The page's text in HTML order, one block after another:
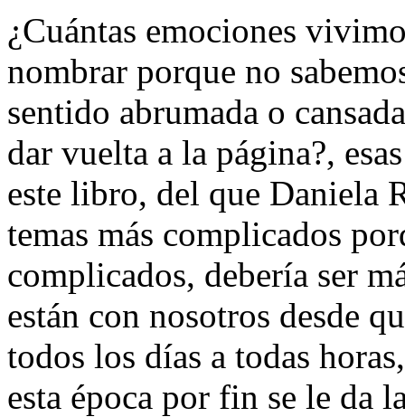
¿Cuántas emociones
nombrar porque no
sentido abrumada o
dar vuelta a la página?,
este libro, del que Daniela
temas más complicados
complicados, debería ser
están con nosotros desde
todos los días a todas
esta época por fin se le da